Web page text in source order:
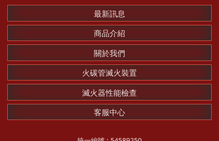
最新訊息
商品介紹
關於我們
火碳管滅火裝置
滅火器性能檢查
客服中心